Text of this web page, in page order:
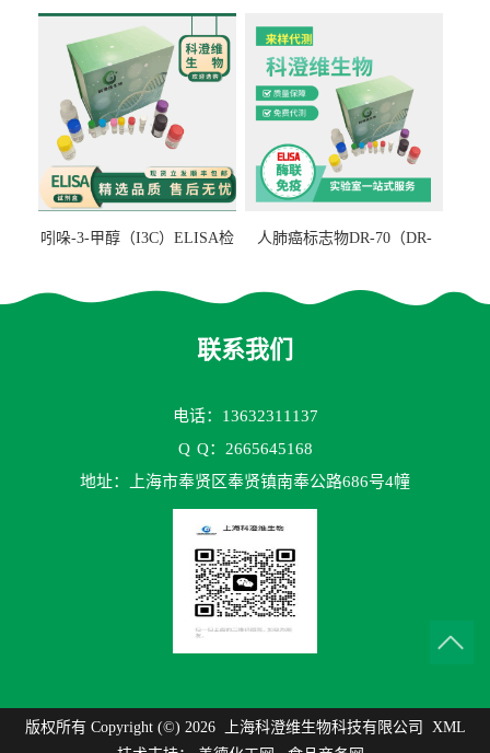
吲哚-3-甲醇（I3C）ELISA检
人肺癌标志物DR-70（DR-
联系我们
电话：13632311137
Q Q：2665645168
地址：上海市奉贤区奉贤镇南奉公路686号4幢
版权所有 Copyright (©) 2026 上海科澄维生物科技有限公司
XML